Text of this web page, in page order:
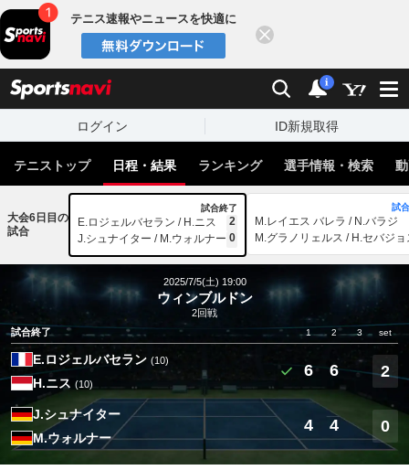
テニス速報やニュースを快適に
検索 通知
i
ログイン ID新規取得
テニストップ 日程・結果 ランキング 選手情報・検索
大会6日目の
試合
試合終了
E.ロジェルバセラン / H.ニス
2
J.シュナイター / M.ウォルナー 0
試
M.レイエス バレラ / N.バラジ
M.グラノリェルス / H.セバジョ
2025/7/5(土) 19:00
ウィンブルドン
2回戦
試合終了
1 2 3 set
E.ロジェルバセラン (10)
H.ニス (10)
6 6 2
J.シュナイター
M.ウォルナー
4 4 0